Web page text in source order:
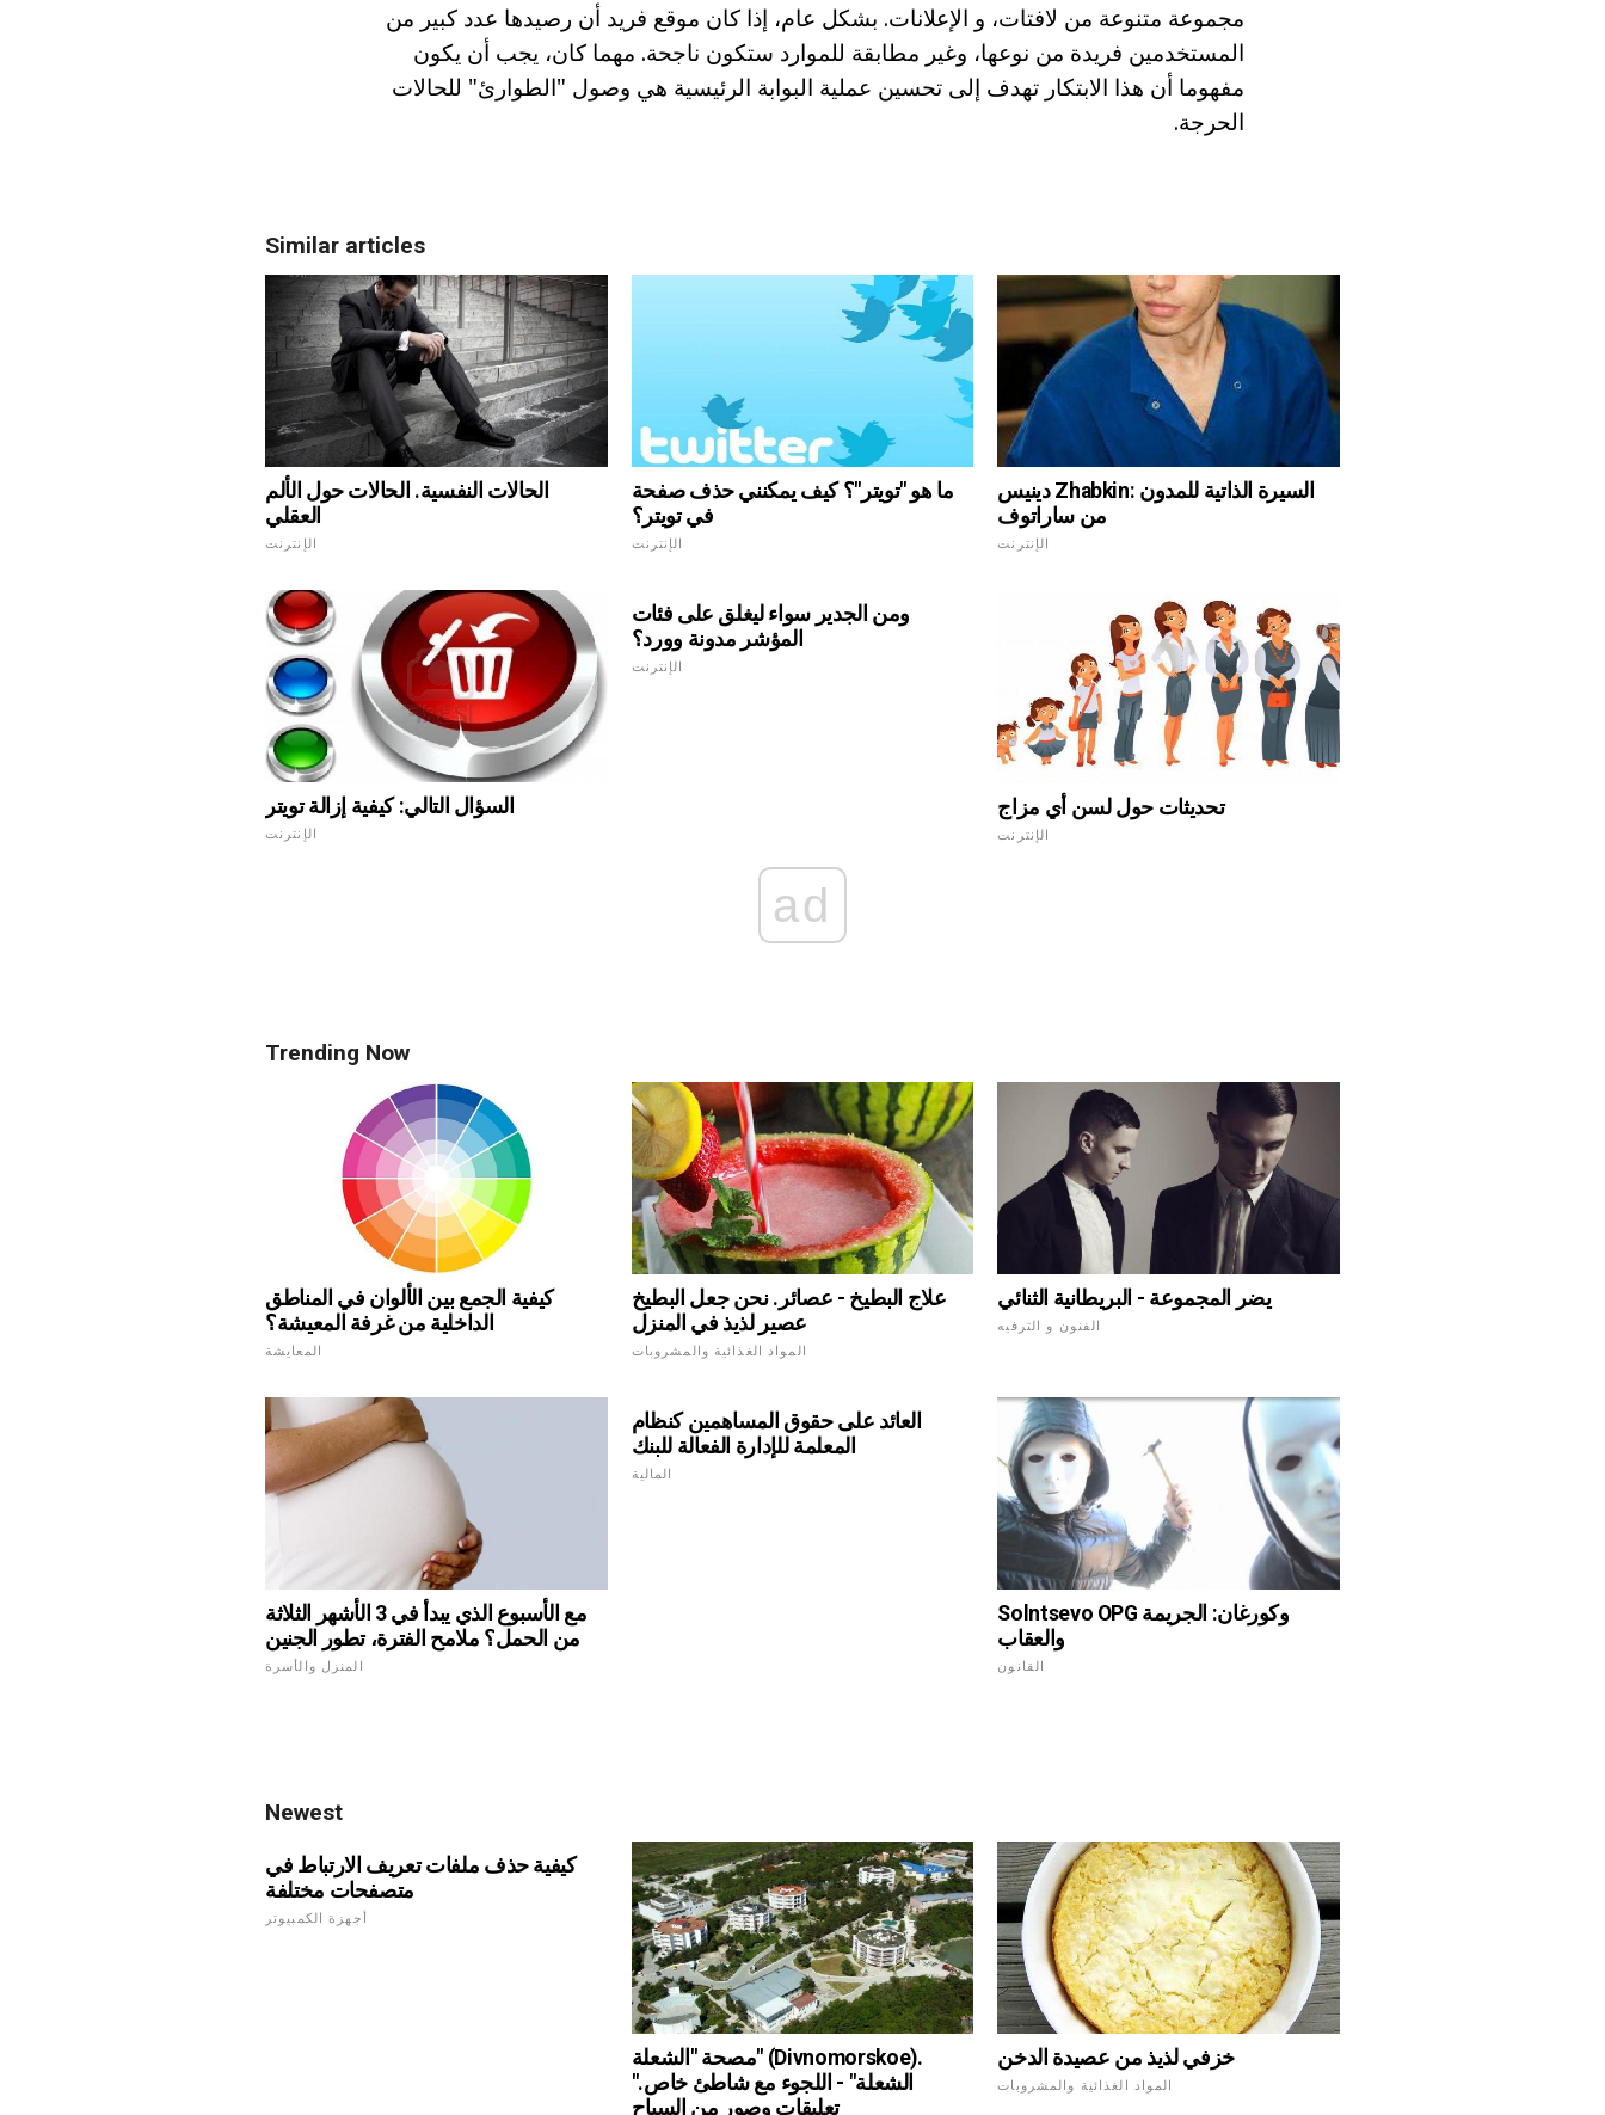
مجموعة متنوعة من لافتات، و الإعلانات. بشكل عام، إذا كان موقع فريد أن رصيدها عدد كبير من
المستخدمين فريدة من نوعها، وغير مطابقة للموارد ستكون ناجحة. مهما كان، يجب أن يكون
مفهوما أن هذا الابتكار تهدف إلى تحسين عملية البوابة الرئيسية هي وصول "الطوارئ" للحالات
الحرجة.
Similar articles
الحالات النفسية. الحالات حول الألم
العقلي
الإنترنت
ما هو "تويتر"؟ كيف يمكنني حذف صفحة
في تويتر؟
الإنترنت
دينيس Zhabkin: السيرة الذاتية للمدون
من ساراتوف
الإنترنت
السؤال التالي: كيفية إزالة تويتر
الإنترنت
ومن الجدير سواء ليغلق على فئات
المؤشر مدونة وورد؟
الإنترنت
تحديثات حول لسن أي مزاج
الإنترنت
ad
Trending Now
كيفية الجمع بين الألوان في المناطق
الداخلية من غرفة المعيشة؟
المعايشة
علاج البطيخ - عصائر. نحن جعل البطيخ
عصير لذيذ في المنزل
المواد الغذائية والمشروبات
يضر المجموعة - البريطانية الثنائي
الفنون و الترفيه
مع الأسبوع الذي يبدأ في 3 الأشهر الثلاثة
من الحمل؟ ملامح الفترة، تطور الجنين
المنزل والأسرة
العائد على حقوق المساهمين كنظام
المعلمة للإدارة الفعالة للبنك
المالية
Solntsevo OPG وكورغان: الجريمة
والعقاب
القانون
Newest
كيفية حذف ملفات تعريف الارتباط في
متصفحات مختلفة
أجهزة الكمبيوتر
مصحة "الشعلة" (Divnomorskoe).
"الشعلة" - اللجوء مع شاطئ خاص.
تعليقات وصور من السياح
خزفي لذيذ من عصيدة الدخن
المواد الغذائية والمشروبات